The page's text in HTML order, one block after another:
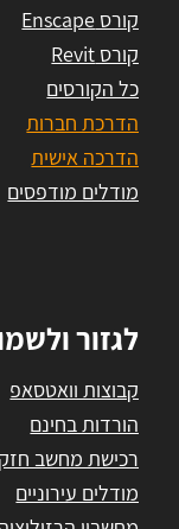
קורס Enscape
קורס Revit
כל הקורסים
הדרכת חברות
הדרכה אישית
מודלים מודפסים
לגזור
קבוצות וואטסאפ
הורדות בחינם
רכישת מחשב חזק
מודלים עירוניים